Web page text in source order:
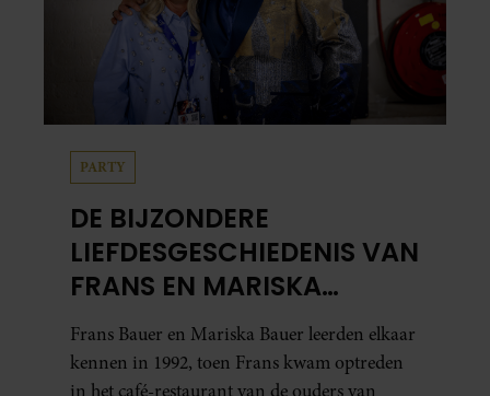
PARTY
DE BIJZONDERE
LIEFDESGESCHIEDENIS VAN
FRANS EN MARISKA
BAUER: OOK IN BED
ELKAARS EERSTE
Frans Bauer en Mariska Bauer leerden elkaar
kennen in 1992, toen Frans kwam optreden
in het café-restaurant van de ouders van